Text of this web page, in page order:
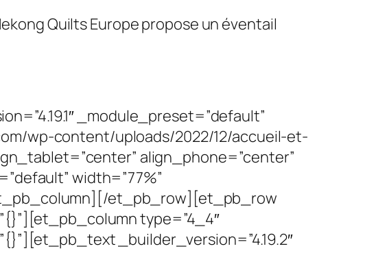
Quilts Europe propose un éventail
_module_preset=”default”
wp-content/uploads/2022/12/accueil-et-
align_phone=”center”
width=”77%”
et_pb_row][et_pb_row
type=”4_4″
_builder_version=”4.19.2″